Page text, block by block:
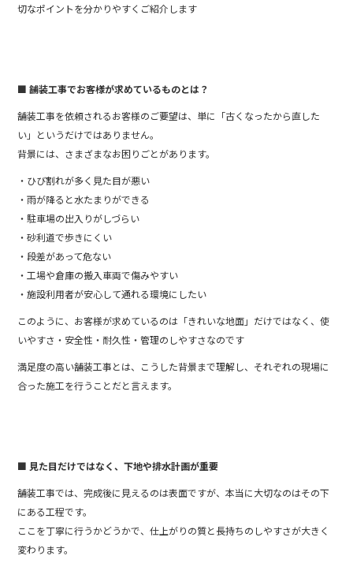
切なポイントを分かりやすくご紹介します
■ 舗装工事でお客様が求めているものとは？
舗装工事を依頼されるお客様のご要望は、単に「古くなったから直した
い」というだけではありません。
背景には、さまざまなお困りごとがあります。
・ひび割れが多く見た目が悪い
・雨が降ると水たまりができる
・駐車場の出入りがしづらい
・砂利道で歩きにくい
・段差があって危ない
・工場や倉庫の搬入車両で傷みやすい
・施設利用者が安心して通れる環境にしたい
このように、お客様が求めているのは「きれいな地面」だけではなく、使
いやすさ・安全性・耐久性・管理のしやすさなのです
満足度の高い舗装工事とは、こうした背景まで理解し、それぞれの現場に
合った施工を行うことだと言えます。
■ 見た目だけではなく、下地や排水計画が重要
舗装工事では、完成後に見えるのは表面ですが、本当に大切なのはその下
にある工程です。
ここを丁寧に行うかどうかで、仕上がりの質と長持ちのしやすさが大きく
変わります。